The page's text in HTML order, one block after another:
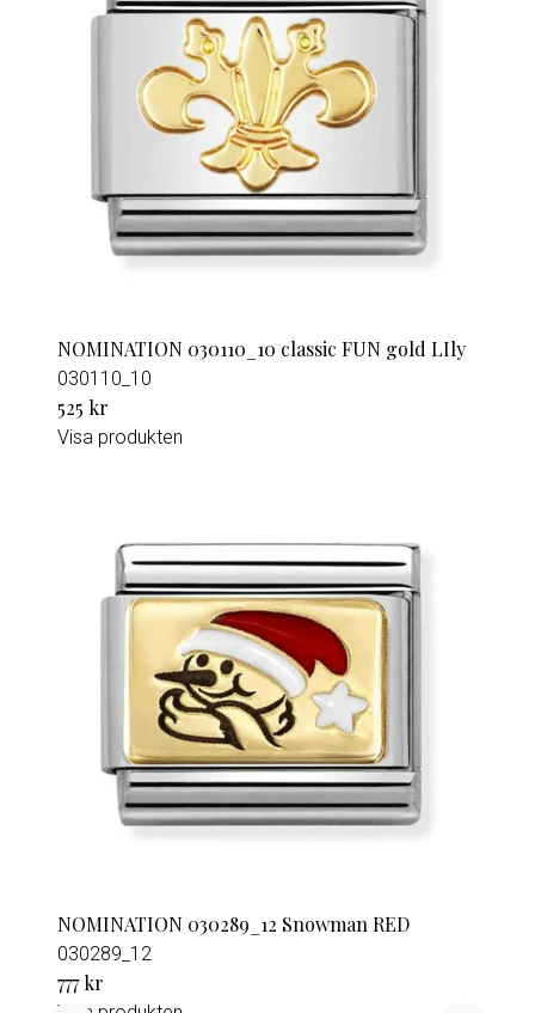
NOMINATION 030110_10 classic FUN gold LIly
030110_10
525 kr
Visa produkten
NOMINATION 030289_12 Snowman RED
030289_12
777 kr